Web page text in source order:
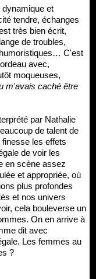
et
tendre, échanges
très bien écrit,
de troubles,
C'est
avec,
moqueuses,
m'avais caché être
par Nathalie
de talent de
les effets
de voir les
en scène assez
et appropriée, où
plus profondes
et nos univers
cela bouleverse un
On en arrive à
dit avec
Les femmes au
?